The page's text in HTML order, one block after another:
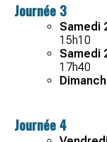
Journée 3
Samedi
15h10
Samedi
17h40
Journée 4